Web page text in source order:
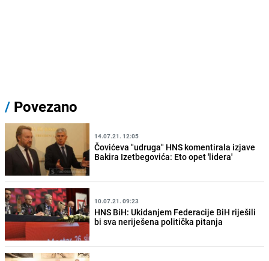
/ Povezano
14.07.21. 12:05
Čovićeva "udruga" HNS komentirala izjave
Bakira Izetbegovića: Eto opet 'lidera'
10.07.21. 09:23
HNS BiH: Ukidanjem Federacije BiH riješili
bi sva neriješena politička pitanja